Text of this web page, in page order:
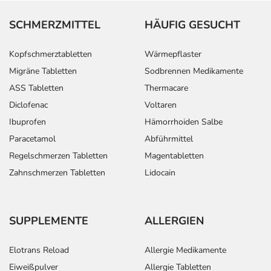
Aufbewahrung
Lagerung vor Anbruch
Das Arzneimittel muss
- vor Hitze geschützt
- vor Frost geschützt
aufbewahrt werden.
Das Arzneimittel muss nach Anbruch/Zubereitung
innerhalb der nächsten Stunde verbraucht werden!
verworfen werden!
SCHMERZMITTEL
Kopfschmerztabletten
Migräne Tabletten
ASS Tabletten
Diclofenac
Ibuprofen
Paracetamol
Regelschmerzen Tabletten
Zahnschmerzen Tabletten
HÄUFIG GESUCHT
Wärmepflaster
Sodbrennen Medikamente
Thermacare
Voltaren
Hämorrhoiden Salbe
Abführmittel
Magentabletten
Lidocain
SUPPLEMENTE
Elotrans Reload
Eiweißpulver
ALLERGIEN
Allergie Medikamente
Allergie Tabletten